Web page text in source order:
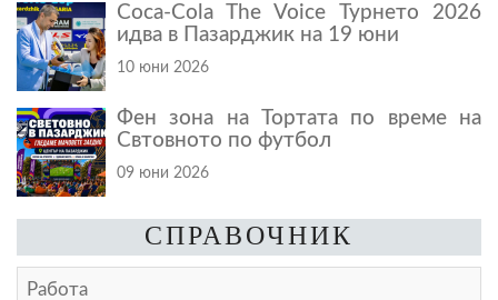
Coca-Cola The Voice Турнето 2026
идва в Пазарджик на 19 юни
10 юни 2026
Фен зона на Тортата по време на
Свтовното по футбол
09 юни 2026
СПРАВОЧНИК
Работа